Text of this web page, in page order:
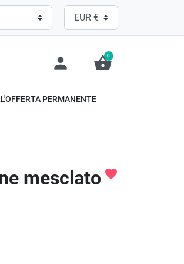
person shopping_basket
0
PERMANENTE
mesclato favorite